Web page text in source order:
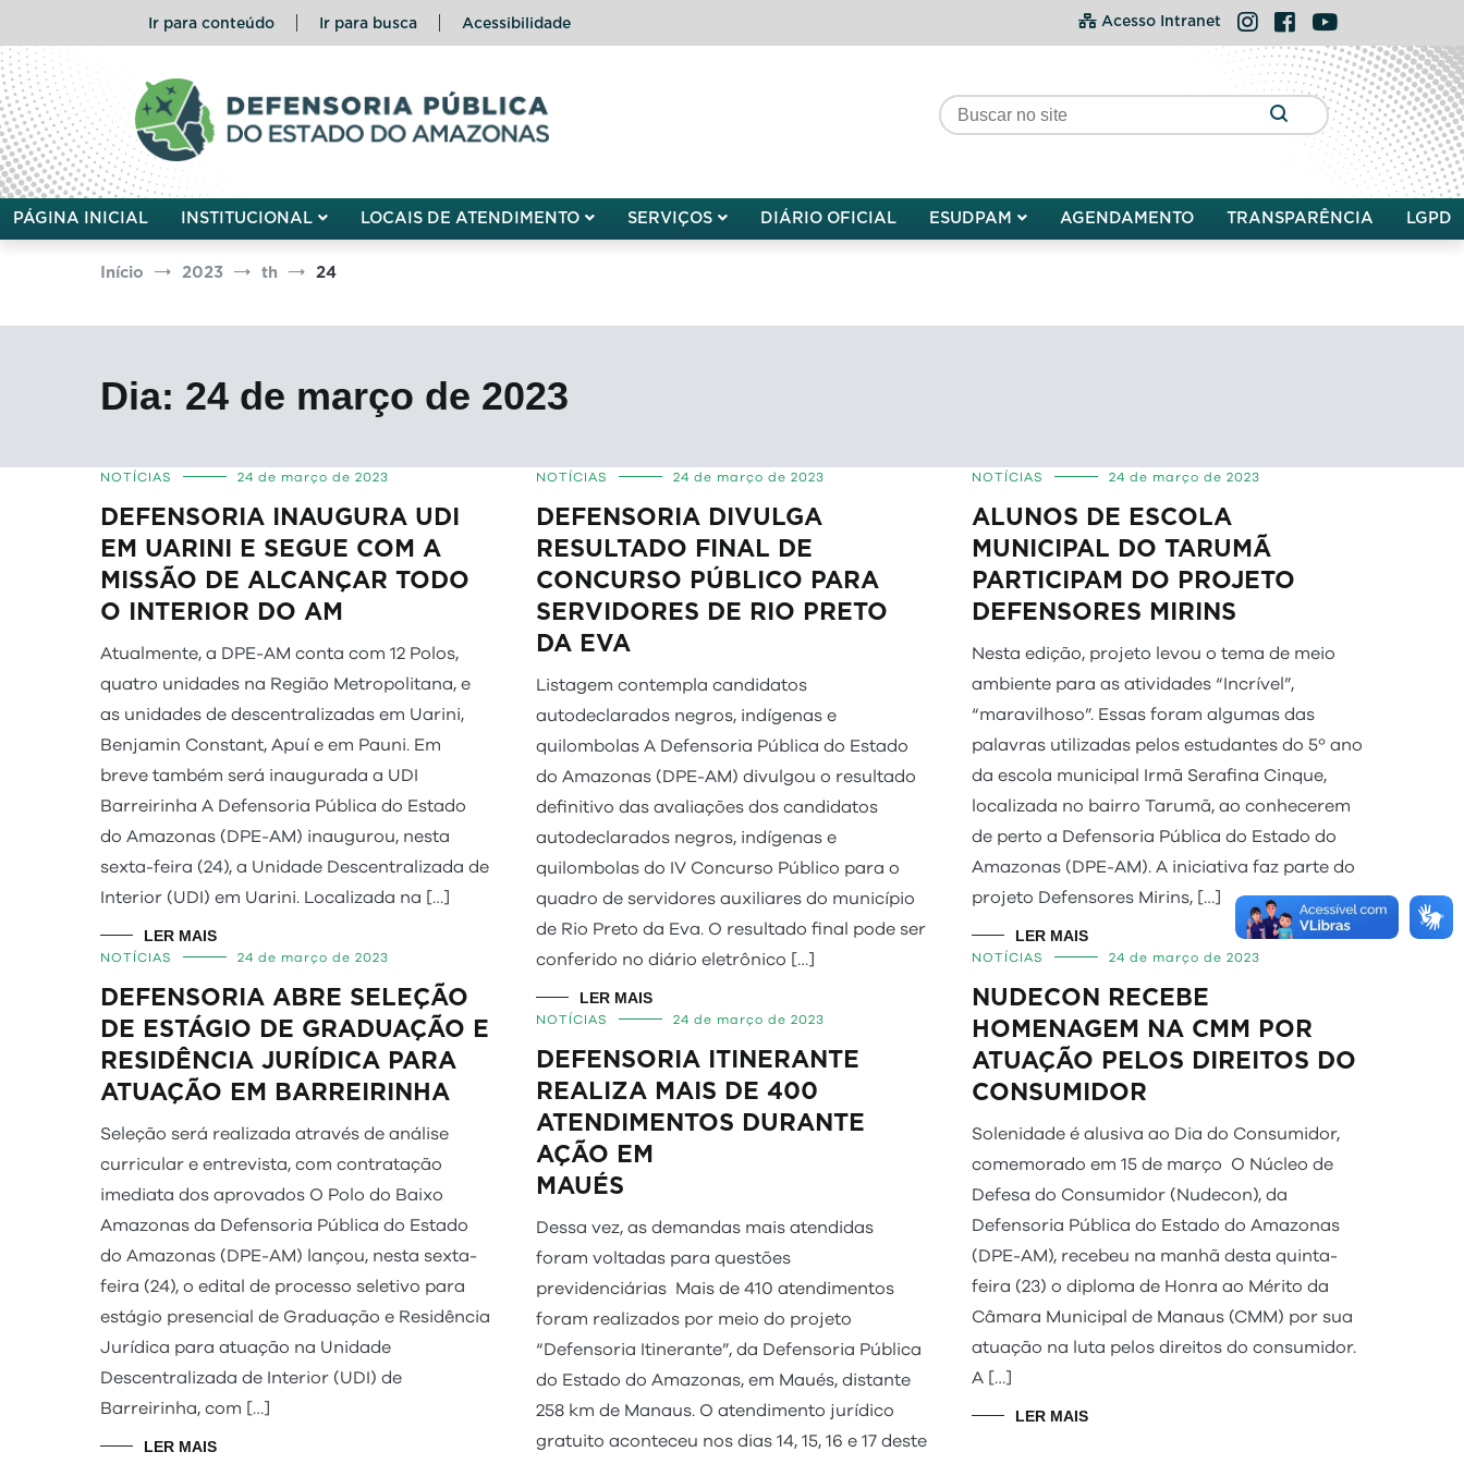
o
conteúdo
Ir para conteúdo Ir para busca Acessibilidade Acesso Intranet Instagram
FacebookYouTube
Defensoria Pública do Estado do Amazonas
PÁGINA INICIAL INSTITUCIONAL LOCAIS DE ATENDIMENTO SERVIÇOS DIÁRIO OFICIAL ESUDPAM AGENDAMENTO TRANSPARÊNCIA LGPD
Início 2023 th 24
Dia: 24 de março de 2023
NOTÍCIAS 24 de março de 2023
DEFENSORIA INAUGURA UDI
EM UARINI E SEGUE COM A
MISSÃO DE ALCANÇAR TODO
O INTERIOR DO AM
Atualmente, a DPE-AM conta com 12 Polos,
quatro unidades na Região Metropolitana, e
as unidades de descentralizadas em Uarini,
Benjamin Constant, Apuí e em Pauni. Em
breve também será inaugurada a UDI
Barreirinha A Defensoria Pública do Estado
do Amazonas (DPE-AM) inaugurou, nesta
sexta-feira (24), a Unidade Descentralizada de
Interior (UDI) em Uarini. Localizada na […]
LER MAIS
NOTÍCIAS 24 de março de 2023
DEFENSORIA DIVULGA
RESULTADO FINAL DE
CONCURSO PÚBLICO PARA
SERVIDORES DE RIO PRETO
DA EVA
Listagem contempla candidatos
autodeclarados negros, indígenas e
quilombolas A Defensoria Pública do Estado
do Amazonas (DPE-AM) divulgou o resultado
definitivo das avaliações dos candidatos
autodeclarados negros, indígenas e
quilombolas do IV Concurso Público para o
quadro de servidores auxiliares do município
de Rio Preto da Eva. O resultado final pode ser
conferido no diário eletrônico […]
LER MAIS
NOTÍCIAS 24 de março de 2023
ALUNOS DE ESCOLA
MUNICIPAL DO TARUMÃ
PARTICIPAM DO PROJETO
DEFENSORES MIRINS
Nesta edição, projeto levou o tema de meio
ambiente para as atividades “Incrível”,
“maravilhoso”. Essas foram algumas das
palavras utilizadas pelos estudantes do 5º ano
da escola municipal Irmã Serafina Cinque,
localizada no bairro Tarumã, ao conhecerem
de perto a Defensoria Pública do Estado do
Amazonas (DPE-AM). A iniciativa faz parte do
projeto Defensores Mirins, […]
LER MAIS
NOTÍCIAS 24 de março de 2023
DEFENSORIA ABRE SELEÇÃO
DE ESTÁGIO DE GRADUAÇÃO E
RESIDÊNCIA JURÍDICA PARA
ATUAÇÃO EM BARREIRINHA
Seleção será realizada através de análise
curricular e entrevista, com contratação
imediata dos aprovados O Polo do Baixo
Amazonas da Defensoria Pública do Estado
do Amazonas (DPE-AM) lançou, nesta sexta-
feira (24), o edital de processo seletivo para
estágio presencial de Graduação e Residência
Jurídica para atuação na Unidade
Descentralizada de Interior (UDI) de
Barreirinha, com […]
LER MAIS
NOTÍCIAS 24 de março de 2023
NUDECON RECEBE
HOMENAGEM NA CMM POR
ATUAÇÃO PELOS DIREITOS DO
Solenidade é alusiva ao Dia do Consumidor,
comemorado em 15 de março O Núcleo de
Defesa do Consumidor (Nudecon), da
Defensoria Pública do Estado do Amazonas
(DPE-AM), recebeu na manhã desta quinta-
feira (23) o diploma de Honra ao Mérito da
Câmara Municipal de Manaus (CMM) por sua
atuação na luta pelos direitos do consumidor.
A […]
LER MAIS
NOTÍCIAS 24 de março de 2023
DEFENSORIA ITINERANTE
REALIZA MAIS DE 400
ATENDIMENTOS DURANTE
AÇÃO EM
MAUÉS
Dessa vez, as demandas mais atendidas
foram voltadas para questões
previdenciárias Mais de 410 atendimentos
foram realizados por meio do projeto
“Defensoria Itinerante”, da Defensoria Pública
do Estado do Amazonas, em Maués, distante
258 km de Manaus. O atendimento jurídico
gratuito aconteceu nos dias 14, 15, 16 e 17 deste